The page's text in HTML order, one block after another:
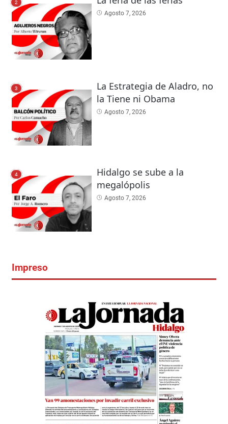
2
Agosto 7, 2026
3
La Estrategia de Aladro, no
la Tiene ni Obama
Agosto 7, 2026
4
Hidalgo se sube a la
megalópolis
Agosto 7, 2026
Impreso